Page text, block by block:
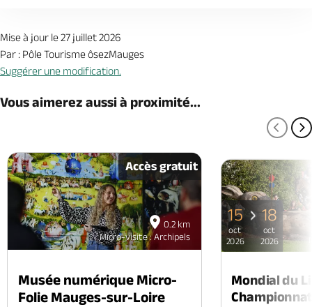
Mise à jour le 27 juillet 2026
Par : Pôle Tourisme ôsezMauges
Suggérer une modification.
Vous aimerez aussi à proximité...
0.2 km
Micro-visite : Archipels
Accès gratuit
Musée numérique Micro-
Folie Mauges-sur-Loire
15
oct
2026
18
oct
2026
Mondial du